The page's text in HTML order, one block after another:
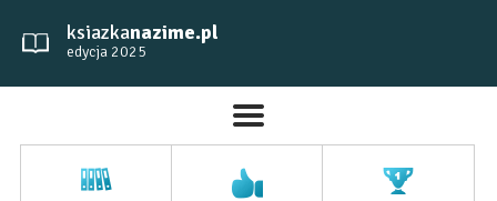
ksiazkanazime.pl
edycja 2025